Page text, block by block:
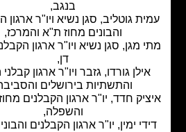
גוטליב, סגן נשיא ויו"ר ארגון הקבלנים
והבונים מחוז ת"א והמרכז,
מגן, סגן נשיא ויו"ר ארגון הקבלנים מחוז
גורדו, גזבר ויו"ר ארגון קבלני הבניין
והתשתיות בירושלים והסביבה,
חדד, יו"ר ארגון הקבלנים מחוז אשדוד
והשפלה,
ימין, יו"ר ארגון הקבלנים והבונים סניף